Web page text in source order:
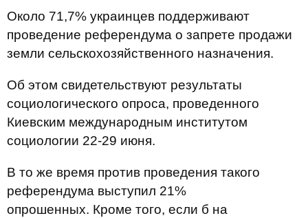
Около 71,7% украинцев поддерживают
проведение референдума о запрете продажи
земли сельскохозяйственного назначения.
Об этом свидетельствуют результаты
социологического опроса, проведенного
Киевским международным институтом
социологии 22-29 июня.
В то же время против проведения такого
референдума выступил 21%
опрошенных. Кроме того, если б на